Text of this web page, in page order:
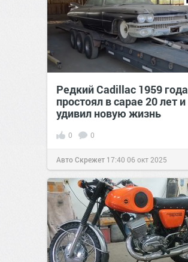
Редкий Cadillac 1959 года
простоял в сарае 20 лет и
удивил новую жизнь
0 0
Авто Скрежет 17:40 06 окт 2025